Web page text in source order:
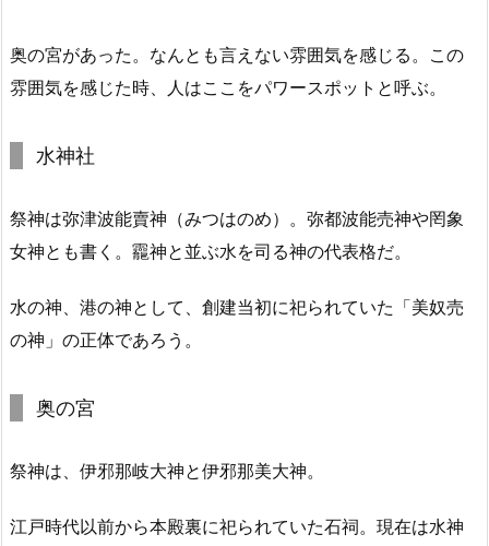
奥の宮があった。なんとも言えない雰囲気を感じる。この
雰囲気を感じた時、人はここをパワースポットと呼ぶ。
水神社
祭神は弥津波能賣神（みつはのめ）。弥都波能売神や罔象
女神とも書く。龗神と並ぶ水を司る神の代表格だ。
水の神、港の神として、創建当初に祀られていた「美奴売
の神」の正体であろう。
奥の宮
祭神は、伊邪那岐大神と伊邪那美大神。
江戸時代以前から本殿裏に祀られていた石祠。現在は水神